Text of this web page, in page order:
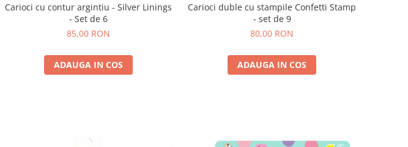
Carioci cu contur argintiu - Silver Linings
- Set de 6
85,00 RON
ADAUGA IN COS
Carioci duble cu stampile Confetti Stamp
- set de 9
80,00 RON
ADAUGA IN COS